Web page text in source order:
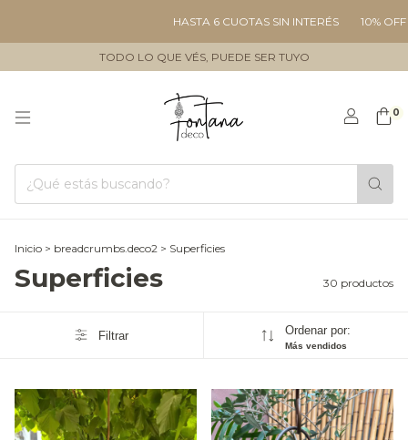
HASTA 6 CUOTAS SIN INTERÉS 10% OFF
TODO LO QUE VÉS, PUEDE SER TUYO
0
Inicio > breadcrumbs.deco2 > Superficies
Superficies 30 productos
Filtrar Ordenar por:
Más vendidos